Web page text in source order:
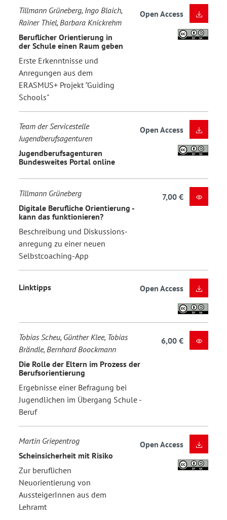
Tillmann Grüneberg, Ingo Blaich,
Rainer Thiel, Barbara Knickrehm
Beruflicher Orientierung in
der Schule einen Raum geben
Erste Erkenntnisse und
Anregungen aus dem
ERASMUS+ Projekt "Guiding
Schools"
Open Access
Team der Servicestelle
Jugendberufsagenturen
Jugendberufsagenturen
Bundesweites Portal online
Open Access
Tillmann Grüneberg
Digitale Berufliche Orientierung -
kann das funktionieren?
Beschreibung und Diskussions-
anregung zu einer neuen
Selbstcoaching-App
7,00 €
Linktipps Open Access
Tobias Scheu, Günther Klee, Tobias
Brändle, Bernhard Boockmann
Die Rolle der Eltern im Prozess der
Berufsorientierung
Ergebnisse einer Befragung bei
Jugendlichen im Übergang Schule -
Beruf
6,00 €
Martin Griepentrog
Scheinsicherheit mit Risiko
Zur beruflichen
Neuorientierung von
AussteigerInnen aus dem
Lehramt
Open Access